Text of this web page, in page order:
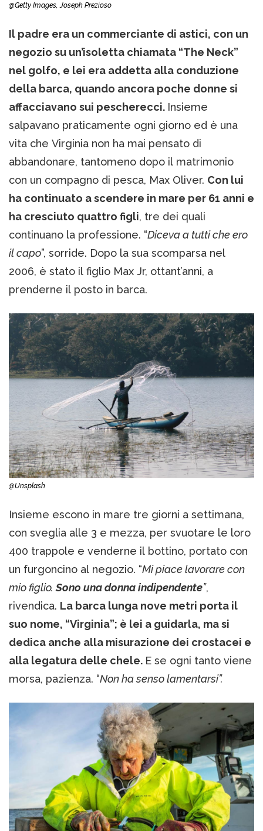
@Getty Images, Joseph Prezioso
Il padre era un commerciante di astici, con un
negozio su un’isoletta chiamata “The Neck”
nel golfo, e lei era addetta alla conduzione
della barca, quando ancora poche donne si
affacciavano sui pescherecci. Insieme
salpavano praticamente ogni giorno ed è una
vita che Virginia non ha mai pensato di
abbandonare, tantomeno dopo il matrimonio
con un compagno di pesca, Max Oliver. Con lui
ha continuato a scendere in mare per 61 anni e
ha cresciuto quattro figli, tre dei quali
continuano la professione. “Diceva a tutti che ero
il capo”, sorride. Dopo la sua scomparsa nel
2006, è stato il figlio Max Jr, ottant’anni, a
prenderne il posto in barca.
@Unsplash
Insieme escono in mare tre giorni a settimana,
con sveglia alle 3 e mezza, per svuotare le loro
400 trappole e venderne il bottino, portato con
un furgoncino al negozio. “Mi piace lavorare con
mio figlio.Sono una donna indipendente”,
rivendica. La barca lunga nove metri porta il
suo nome, “Virginia”; è lei a guidarla, ma si
dedica anche alla misurazione dei crostacei e
alla legatura delle chele. E se ogni tanto viene
morsa, pazienza. “Non ha senso lamentarsi”.